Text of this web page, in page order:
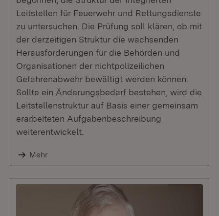
Leitstellen für Feuerwehr und Rettungsdienste
zu untersuchen. Die Prüfung soll klären, ob mit
der derzeitigen Struktur die wachsenden
Herausforderungen für die Behörden und
Organisationen der nichtpolizeilichen
Gefahrenabwehr bewältigt werden können.
Sollte ein Änderungsbedarf bestehen, wird die
Leitstellenstruktur auf Basis einer gemeinsam
erarbeiteten Aufgabenbeschreibung
weiterentwickelt.
Mehr